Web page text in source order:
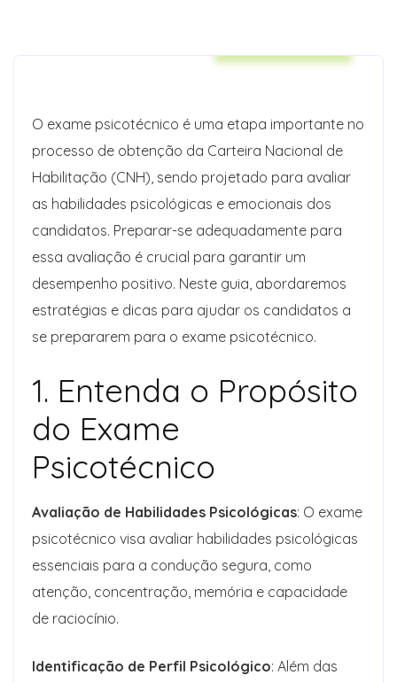
O exame psicotécnico é uma etapa importante no
processo de obtenção da Carteira Nacional de
Habilitação (CNH), sendo projetado para avaliar
as habilidades psicológicas e emocionais dos
candidatos. Preparar-se adequadamente para
essa avaliação é crucial para garantir um
desempenho positivo. Neste guia, abordaremos
estratégias e dicas para ajudar os candidatos a
se prepararem para o exame psicotécnico.
1. Entenda o Propósito
do Exame
Psicotécnico
Avaliação de Habilidades Psicológicas: O exame
psicotécnico visa avaliar habilidades psicológicas
essenciais para a condução segura, como
atenção, concentração, memória e capacidade
de raciocínio.
Identificação de Perfil Psicológico: Além das